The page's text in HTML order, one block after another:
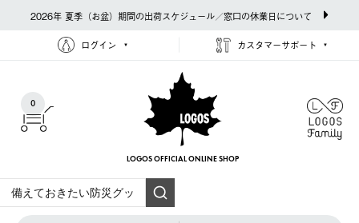
2026年 夏季（お盆）期間の出荷スケジュール／窓口の休業日について
ログイン カスタマーサポート
0
LOGOS OFFICIAL ONLINE SHOP